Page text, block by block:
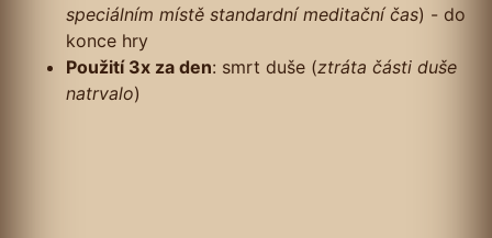
speciálním místě standardní meditační čas) - do
konce hry
Použití 3x za den: smrt duše (ztráta části duše
natrvalo)